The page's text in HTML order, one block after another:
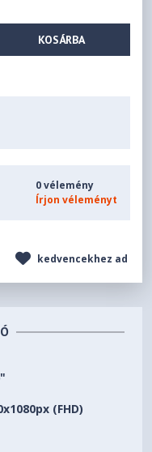
KOSÁRBA
0 vélemény
Írjon véleményt
kedvencekhez ad
(FHD)